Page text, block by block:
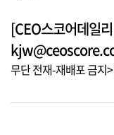
[CEO스코어데일
무단 전재-재배포 금지